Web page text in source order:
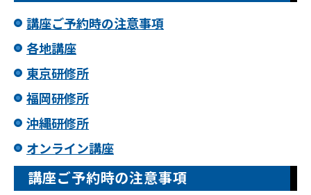
講座ご予約時の注意事項
各地講座
東京研修所
福岡研修所
沖縄研修所
オンライン講座
講座ご予約時の注意事項